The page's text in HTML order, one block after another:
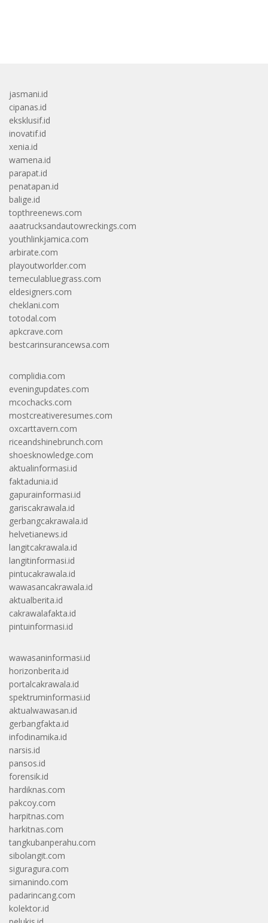
jasmani.id
cipanas.id
eksklusif.id
inovatif.id
xenia.id
wamena.id
parapat.id
penatapan.id
balige.id
topthreenews.com
aaatrucksandautowreckings.com
youthlinkjamica.com
arbirate.com
playoutworlder.com
temeculabluegrass.com
eldesigners.com
cheklani.com
totodal.com
apkcrave.com
bestcarinsurancewsa.com
complidia.com
eveningupdates.com
mcochacks.com
mostcreativeresumes.com
oxcarttavern.com
riceandshinebrunch.com
shoesknowledge.com
aktualinformasi.id
faktadunia.id
gapurainformasi.id
gariscakrawala.id
gerbangcakrawala.id
helvetianews.id
langitcakrawala.id
langitinformasi.id
pintucakrawala.id
wawasancakrawala.id
aktualberita.id
cakrawalafakta.id
pintuinformasi.id
wawasaninformasi.id
horizonberita.id
portalcakrawala.id
spektruminformasi.id
aktualwawasan.id
gerbangfakta.id
infodinamika.id
narsis.id
pansos.id
forensik.id
hardiknas.com
pakcoy.com
harpitnas.com
harkitnas.com
tangkubanperahu.com
sibolangit.com
siguragura.com
simanindo.com
padarincang.com
kolektor.id